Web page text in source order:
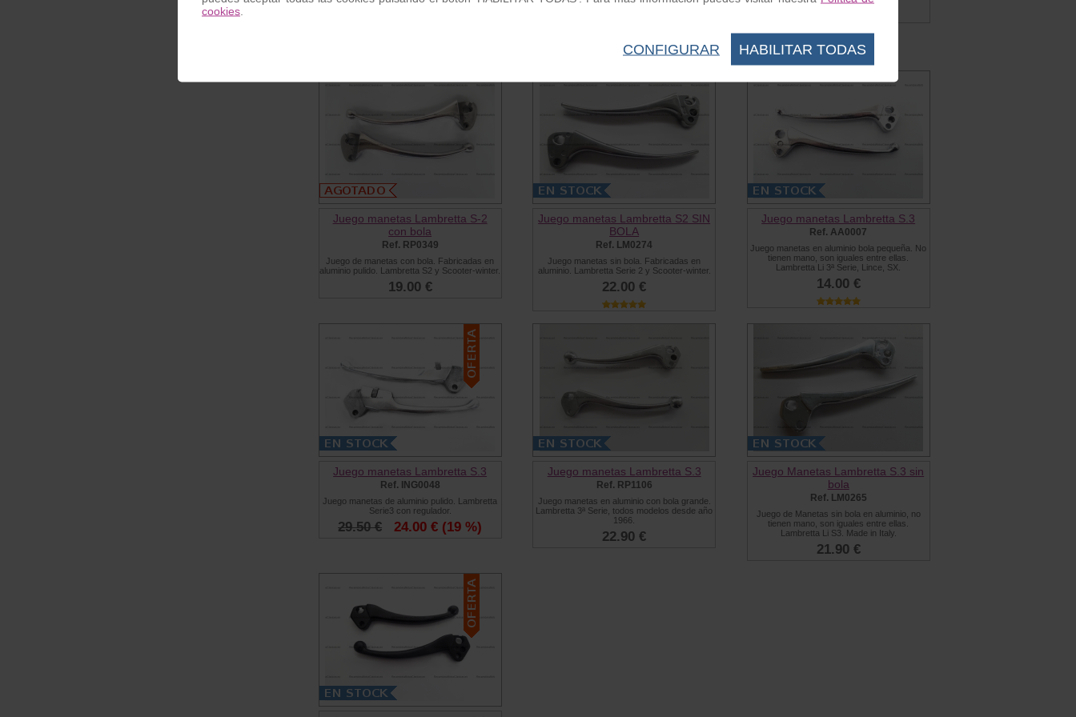
125/150/175/200 todos modelos desde año
Juego manetas Lambretta S-2
con bola
Ref. RP0349
Juego de manetas con bola. Fabricadas en
aluminio pulido. Lambretta S2 y Scooter-winter.
19.00 €
Juego manetas Lambretta S2 SIN
BOLA
Ref. LM0274
Juego manetas sin bola. Fabricadas en
aluminio. Lambretta Serie 2 y Scooter-winter.
22.00 €
Juego manetas Lambretta S.3
Ref. AA0007
Juego manetas en aluminio bola pequeña. No
tienen mano, son iguales entre ellas.
Lambretta Li 3ª Serie, Lince, SX.
14.00 €
Juego manetas Lambretta S.3
Ref. ING0048
Juego manetas de aluminio pulido. Lambretta
Serie3 con regulador.
29.50 € 24.00 € (19 %)
Juego manetas Lambretta S.3
Ref. RP1106
Juego manetas en aluminio con bola grande.
Lambretta 3ª Serie, todos modelos desde año
1966.
22.90 €
Juego Manetas Lambretta S.3 sin
bola
Ref. LM0265
Juego de Manetas sin bola en aluminio, no
tienen mano, son iguales entre ellas.
Lambretta Li S3. Made in Italy.
21.90 €
cookies
CONFIGURAR HABILITAR TODAS